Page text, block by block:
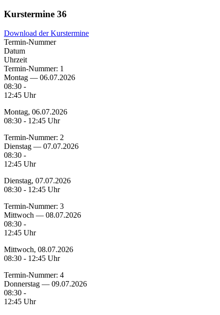
Kurstermine 36
Download der Kurstermine
Termin-Nummer
Datum
Uhrzeit
Termin-Nummer: 1
Montag — 06.07.2026
08:30 -
12:45 Uhr
Montag, 06.07.2026
08:30 - 12:45 Uhr
Termin-Nummer: 2
Dienstag — 07.07.2026
08:30 -
12:45 Uhr
Dienstag, 07.07.2026
08:30 - 12:45 Uhr
Termin-Nummer: 3
Mittwoch — 08.07.2026
08:30 -
12:45 Uhr
Mittwoch, 08.07.2026
08:30 - 12:45 Uhr
Termin-Nummer: 4
Donnerstag — 09.07.2026
08:30 -
12:45 Uhr